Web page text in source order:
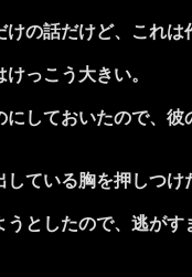
の話だけど、これは
っこう大きい。
しておいたので、彼
ている胸を押しつけ
としたので、逃がす